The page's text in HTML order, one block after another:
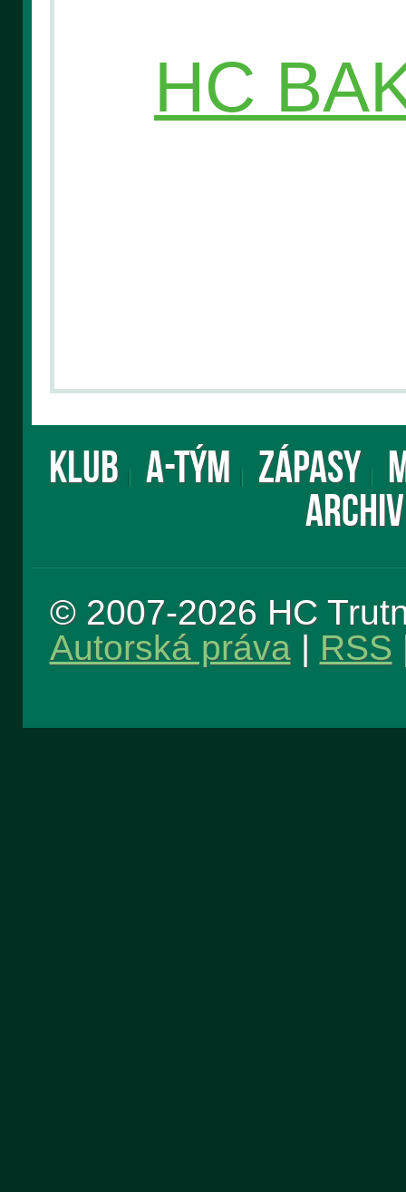
HC
KLUB A-TÝM ZÁPASY
ARCHIV
© 2007-2026 HC
Autorská práva| RSS